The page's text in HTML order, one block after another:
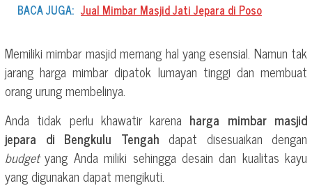
BACA JUGA: Jual Mimbar Masjid Jati Jepara di Poso
Memiliki mimbar masjid memang hal yang esensial. Namun tak
jarang harga mimbar dipatok lumayan tinggi dan membuat
orang urung membelinya.
Anda tidak perlu khawatir karena harga mimbar masjid
jepara di Bengkulu Tengah dapat disesuaikan dengan
budgetyang Anda miliki sehingga desain dan kualitas kayu
yang digunakan dapat mengikuti.